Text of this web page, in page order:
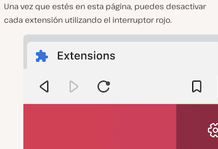
Una vez que estés en esta página, puedes desactivar
cada extensión utilizando el interruptor rojo.